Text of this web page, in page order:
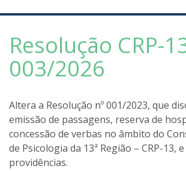
Resolução CRP-
003/2026
Altera a Resolução nº 001/2023, que
emissão de passagens, reserva de
concessão de verbas no âmbito do
de Psicologia da 13ª Região – CRP-13,
providências.